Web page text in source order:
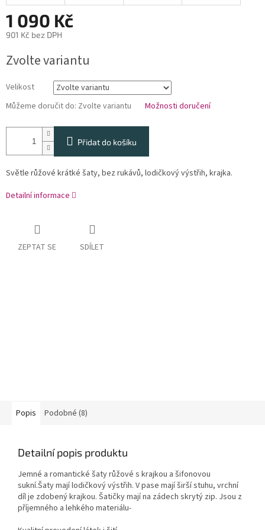
1 090 Kč
901 Kč bez DPH
cena:
Zvolte variantu
Velikost
Můžeme doručit do: Zvolte variantu Možnosti doručení
Přidat do košíku
Světle růžové krátké šaty, bez rukávů, lodičkový výstřih, krajka.
Detailní informace
ZEPTAT SE SDÍLET
Popis Podobné (8)
Detailní popis produktu
Jemné a romantické šaty růžové s krajkou a šifonovou
sukní.Šaty mají lodičkový výstřih. V pase mají širší stuhu, vrchní
díl je zdobený krajkou. Šatičky mají na zádech skrytý zip. Jsou z
příjemného a lehkého materiálu-